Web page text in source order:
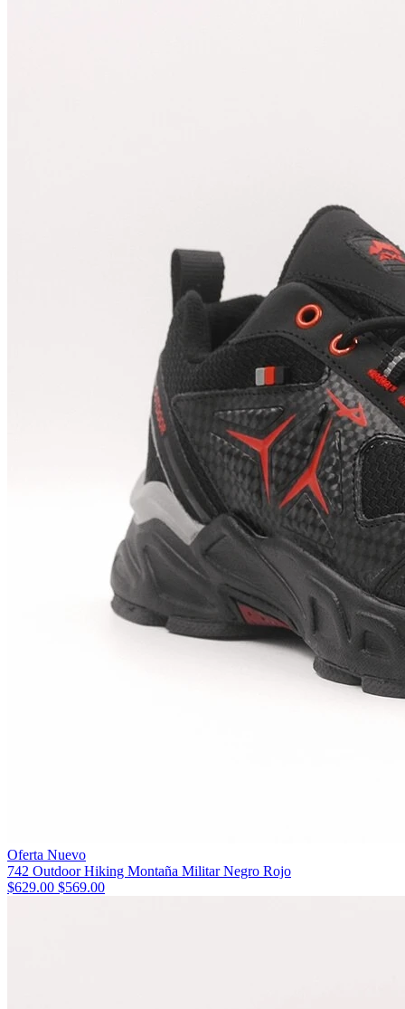
Oferta Nuevo
742 Outdoor Hiking Montaña Militar Negro Rojo
$629.00 $569.00